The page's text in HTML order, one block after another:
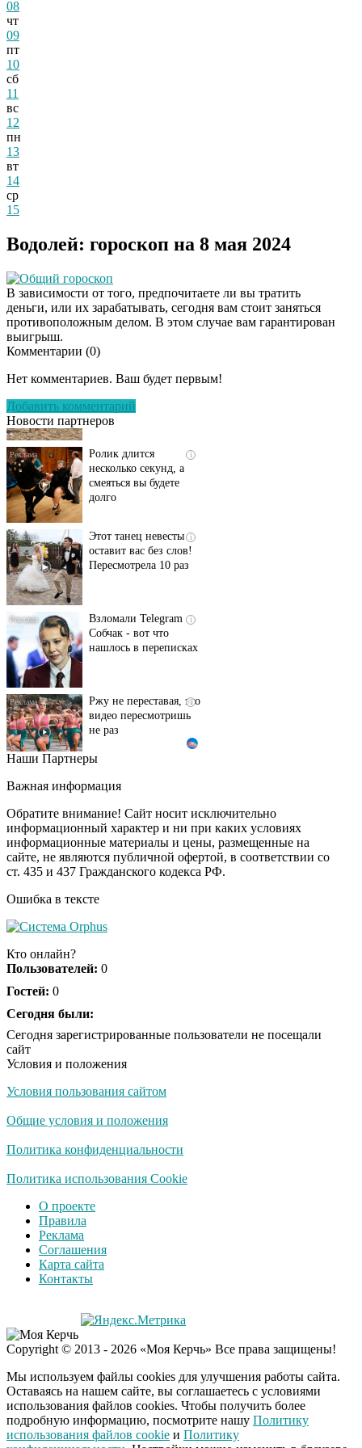
08
чт
09
пт
10
сб
11
вс
12
пн
13
вт
14
ср
15
Водолей: гороскоп на 8 мая 2024
Общий гороскоп
В зависимости от того, предпочитаете ли вы тратить
деньги, или их зарабатывать, сегодня вам стоит заняться
противоположным делом. В этом случае вам гарантирован
выигрыш.
Комментарии (0)
Нет комментариев. Ваш будет первым!
Добавить комментарий
Новости партнеров
Скрытая камера на
люди вытворяют, когда
их не видят...
несколько секунд, а
смеяться вы будете
долго
оставит вас без слов!
Пересмотрела 10 раз
Собчак - вот что
нашлось в переписках
видео пересмотришь
не раз
Ролик длится пару
шоке от увиденного
i
Ролик из Омска: вы
будете смеяться долго
Королева вагона
Наши Партнеры
Важная информация
Обратите внимание! Сайт носит исключительно
информационный характер и ни при каких условиях
информационные материалы и цены, размещенные на
сайте, не являются публичной офертой, в соответствии со
ст. 435 и 437 Гражданского кодекса РФ.
Ошибка в тексте
Кто онлайн?
Пользователей: 0
Гостей: 0
Сегодня были:
Сегодня зарегистрированные пользователи не посещали
сайт
Условия и положения
Условия пользования сайтом
Общие условия и положения
Политика конфиденциальности
Политика использования Cookie
О проекте
Правила
Реклама
Соглашения
Карта сайта
Контакты
Copyright © 2013 - 2026 «Моя Керчь» Все права защищены!
Мы используем файлы cookies для улучшения работы сайта.
Оставаясь на нашем сайте, вы соглашаетесь с условиями
использования файлов cookies. Чтобы получить более
подробную информацию, посмотрите нашу Политику
использования файлов cookie и Политику